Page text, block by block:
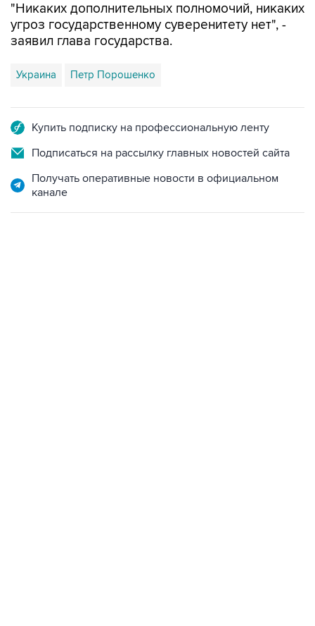
"Никаких дополнительных полномочий, никаких
угроз государственному суверенитету нет", -
заявил глава государства.
Украина Петр Порошенко
Купить подписку на профессиональную ленту
Подписаться на рассылку главных новостей сайта
Получать оперативные новости в официальном
канале